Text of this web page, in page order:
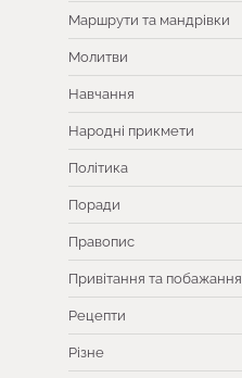
Маршрути та мандрівки
Молитви
Навчання
Народні прикмети
Політика
Поради
Правопис
Привітання та побажання
Рецепти
Різне